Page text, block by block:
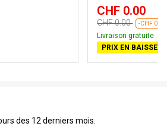
CHF 0.00
CHF 0.00 -CHF 0.00
Livraison gratuite
PRIX EN BAISSE
des 12 derniers mois.